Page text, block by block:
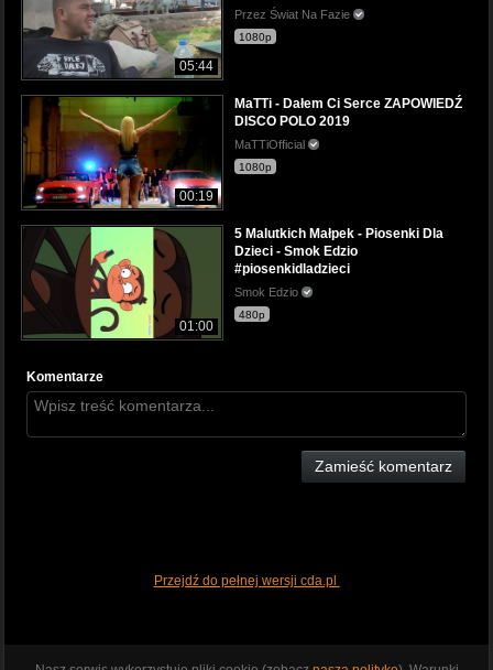
05:44
Przez Świat Na Fazie
1080p
00:19
MaTTi - Dałem Ci Serce ZAPOWIEDŹ
DISCO POLO 2019
MaTTiOfficial
1080p
01:00
5 Malutkich Małpek - Piosenki Dla
Dzieci - Smok Edzio
#piosenkidladzieci
Smok Edzio
480p
Komentarze
Zamieść komentarz
Przejdź do pełnej wersji cda.pl